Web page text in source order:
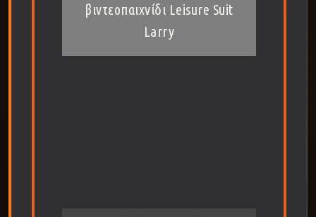
βιντεοπαιχνίδι Leisure Suit
Larry